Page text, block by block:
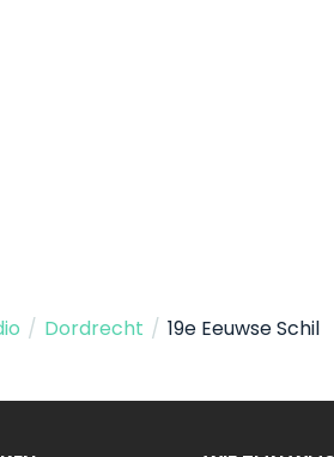
/ Dordrecht / 19e Eeuwse Schil